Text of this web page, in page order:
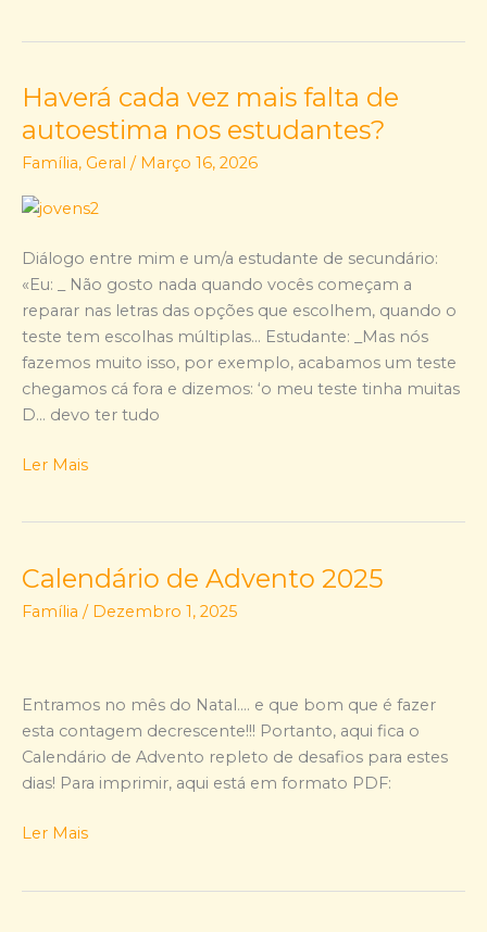
Haverá cada vez mais falta de
autoestima nos estudantes?
Família, Geral / Março 16, 2026
Diálogo entre mim e um/a estudante de secundário:
«Eu: _ Não gosto nada quando vocês começam a
reparar nas letras das opções que escolhem, quando o
teste tem escolhas múltiplas… Estudante: _Mas nós
fazemos muito isso, por exemplo, acabamos um teste
chegamos cá fora e dizemos: ‘o meu teste tinha muitas
D… devo ter tudo
Haverá
mais
falta
autoestima
nos
Ler Mais
Calendário de Advento 2025
Família / Dezembro 1, 2025
Entramos no mês do Natal…. e que bom que é fazer
esta contagem decrescente!!! Portanto, aqui fica o
Calendário de Advento repleto de desafios para estes
dias! Para imprimir, aqui está em formato PDF:
Calendário
de
Ler Mais